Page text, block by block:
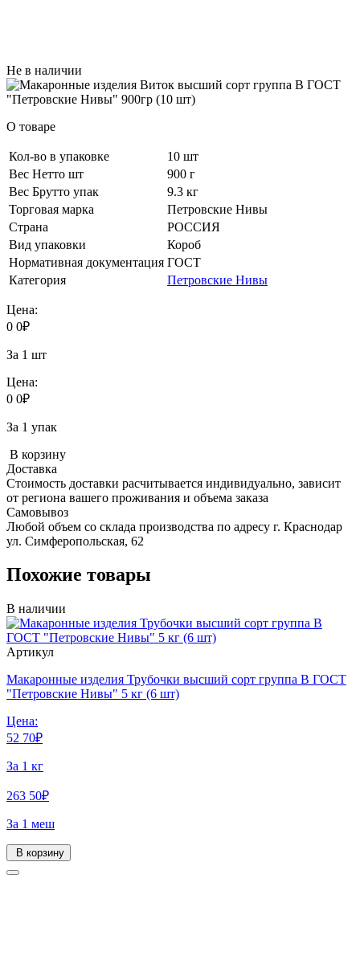
Не в наличии
О товаре
Кол-во в упаковке
10 шт
Вес Нетто шт
900 г
Вес Брутто упак
9.3 кг
Торговая марка
Петровские Нивы
Страна
РОССИЯ
Вид упаковки
Короб
Нормативная документация ГОСТ
Категория
Петровские Нивы
Цена:
0 0₽
За 1 шт
Цена:
0 0₽
За 1 упак
В корзину
Доставка
Стоимость доставки расчитывается индивидуально, зависит
от региона вашего проживания и объема заказа
Самовывоз
Любой объем со склада производства по адресу г. Краснодар
ул. Симферопольская, 62
Похожие товары
В наличии
Артикул
Макаронные изделия Трубочки высший сорт группа В ГОСТ
"Петровские Нивы" 5 кг (6 шт)
Цена:
52 70₽
За 1 кг
263 50₽
За 1 меш
В корзину